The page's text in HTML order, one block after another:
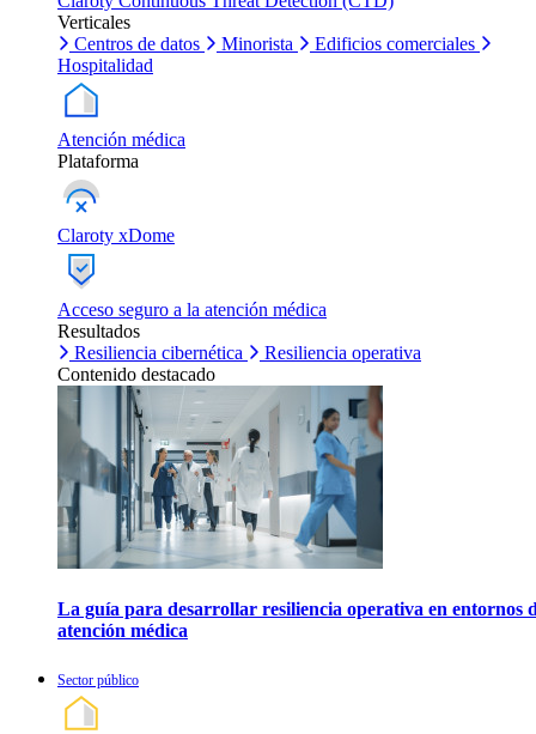
Verticales
Centros de datos
Minorista
Edificios comerciales
Hospitalidad
Atención médica
Plataforma
Claroty xDome
Acceso seguro a la atención médica
Resultados
Resiliencia cibernética
Resiliencia operativa
Contenido destacado
La guía para desarrollar resiliencia operativa en entornos
atención médica
Sector público